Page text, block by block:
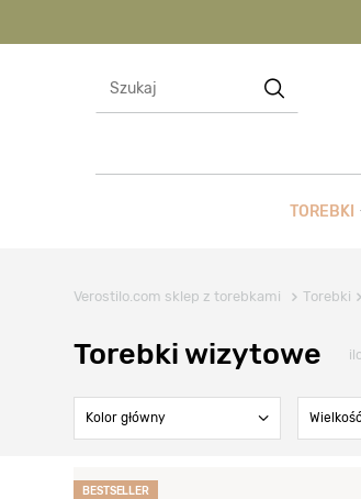
TOREBKI
Verostilo.com sklep z torebkami Torebki
Torebki wizytowe
Kolor główny Wielkość
BESTSELLER